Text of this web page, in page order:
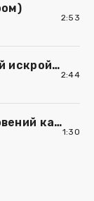
2:53
Год догорает последней искрой полная версия
2:44
Наша жизнь полна мгновений каждый миг как новый день
1:30